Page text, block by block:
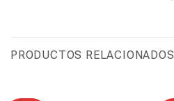
PRODUCTOS RELACIONADOS